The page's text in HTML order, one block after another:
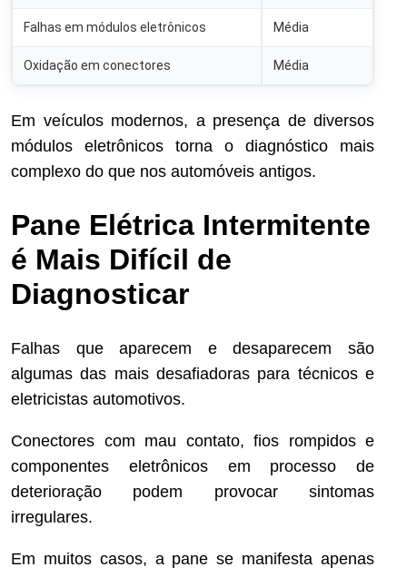
Falhas em módulos eletrônicos Média
Oxidação em conectores Média
Em veículos modernos, a presença de diversos
módulos eletrônicos torna o diagnóstico mais
complexo do que nos automóveis antigos.
Pane Elétrica Intermitente
é Mais Difícil de
Diagnosticar
Falhas que aparecem e desaparecem são
algumas das mais desafiadoras para técnicos e
eletricistas automotivos.
Conectores com mau contato, fios rompidos e
componentes eletrônicos em processo de
deterioração podem provocar sintomas
irregulares.
Em muitos casos, a pane se manifesta apenas